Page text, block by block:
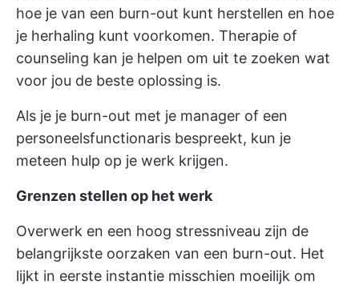
hoe je van een burn-out kunt herstellen en hoe
je herhaling kunt voorkomen. Therapie of
counseling kan je helpen om uit te zoeken wat
voor jou de beste oplossing is.
Als je je burn-out met je manager of een
personeelsfunctionaris bespreekt, kun je
meteen hulp op je werk krijgen.
Grenzen stellen op het werk
Overwerk en een hoog stressniveau zijn de
belangrijkste oorzaken van een burn-out. Het
lijkt in eerste instantie misschien moeilijk om